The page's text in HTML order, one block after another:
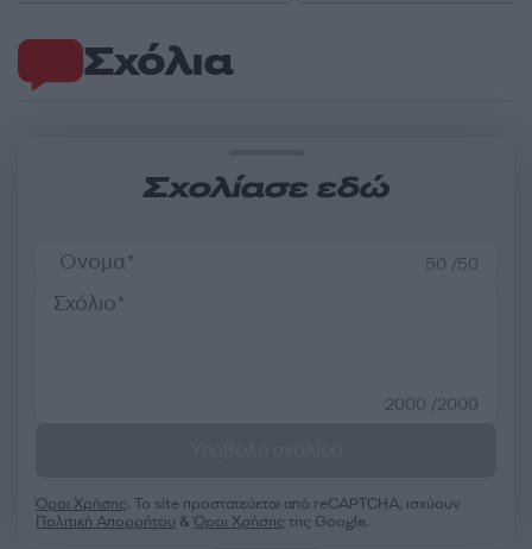
Σχόλια
Σχολίασε εδώ
50 /50
2000 /2000
Όροι Χρήσης. Το site προστατεύεται από reCAPTCHA, ισχύουν
Πολιτική Απορρήτου &Όροι Χρήσης της Google.